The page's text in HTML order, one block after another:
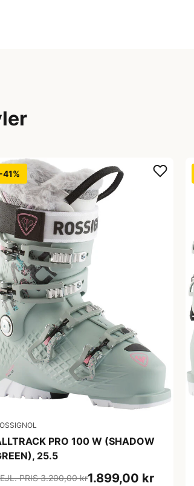
-41%
PRO 100 W (SHADOW
25.5
PRIS 3.200,00 kr1.899,00 kr